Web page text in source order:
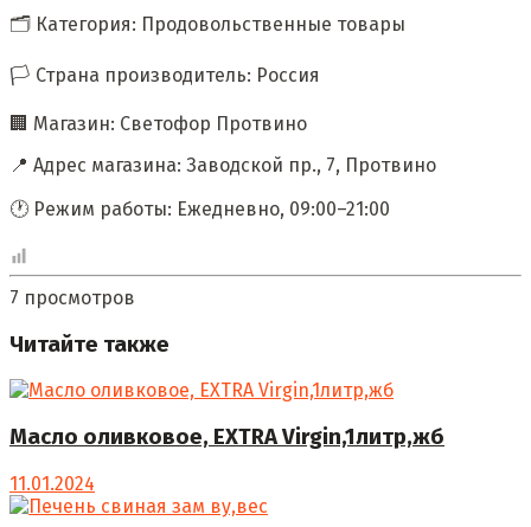
🗂 Категория: Продовольственные товары
🏳️ Страна производитель: Россия
🏢 Магазин: Светофор Протвино
📍 Адрес магазина: Заводской пр., 7, Протвино
🕐 Режим работы: Ежедневно, 09:00–21:00
7 просмотров
Читайте также
Масло оливковое, EXTRA Virgin,1литр,жб
11.01.2024